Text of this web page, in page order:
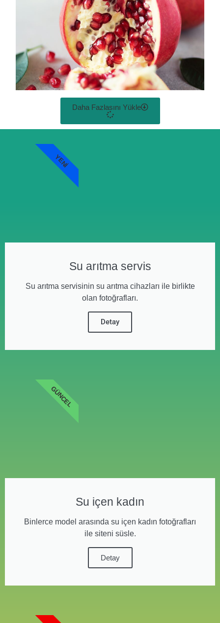
Daha Fazlasını Yükle
Su arıtma servis
Su arıtma servisinin su arıtma cihazları ile birlikte
olan fotoğrafları.
Detay
YENI
Su içen kadın
Binlerce model arasında su içen kadın fotoğrafları
ile siteni süsle.
Detay
GÜNCEL